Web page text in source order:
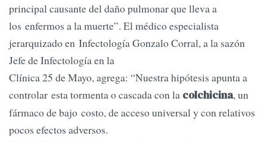
principal causante del daño pulmonar que lleva a
los enfermos a la muerte”. El médico especialista
jerarquizado en Infectología Gonzalo Corral, a la sazón
Jefe de Infectología en la
Clínica 25 de Mayo, agrega: “Nuestra hipótesis apunta a
controlar esta tormenta o cascada con la colchicina, un
fármaco de bajo costo, de acceso universal y con relativos
pocos efectos adversos.